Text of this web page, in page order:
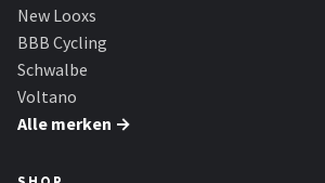
Voltano
Shimano
New Looxs
BBB Cycling
Schwalbe
Voltano
Alle merken →